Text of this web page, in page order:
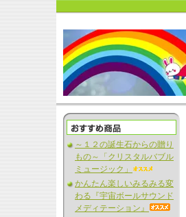
～１２の誕生石からの贈り
もの～「クリスタルバブル
ミュージック」
かんたん楽しいみるみる変
わる『宇宙ボールサウンド
メディテーション』